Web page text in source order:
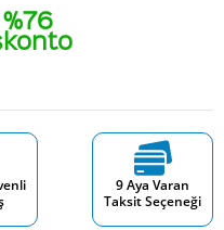
%76
9 Aya Varan
Taksit Seçeneği